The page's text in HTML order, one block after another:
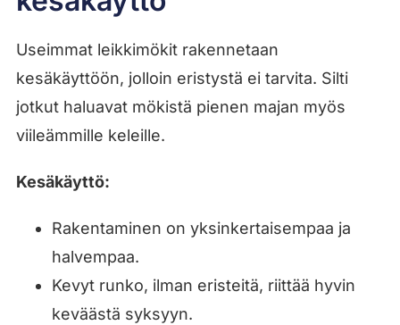
Useimmat leikkimökit rakennetaan
kesäkäyttöön, jolloin eristystä ei tarvita. Silti
jotkut haluavat mökistä pienen majan myös
viileämmille keleille.
Kesäkäyttö:
Rakentaminen on yksinkertaisempaa ja
halvempaa.
Kevyt runko, ilman eristeitä, riittää hyvin
keväästä syksyyn.